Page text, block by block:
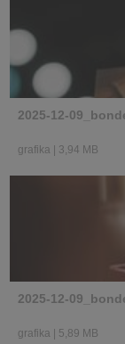
2025-12-
grafika 3,94 MB
2025-12-
grafika 5,89 MB